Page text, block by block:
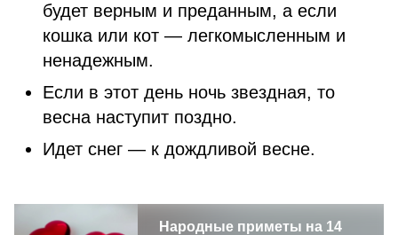
будет верным и преданным, а если
кошка или кот — легкомысленным и
ненадежным.
Если в этот день ночь звездная, то
весна наступит поздно.
Идет снег — к дождливой весне.
Народные приметы на 14